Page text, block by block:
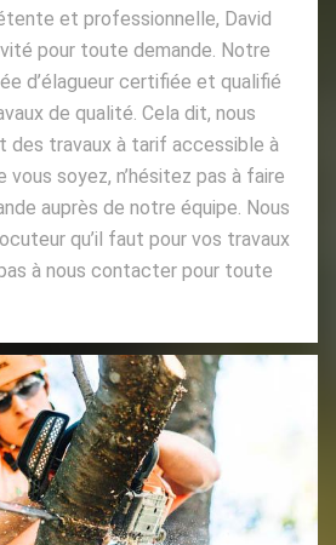
et professionnelle, David
pour toute demande. Notre
d’élagueur certifiée et qualifié
de qualité. Cela dit, nous
des travaux à tarif accessible à
soyez, n’hésitez pas à faire
auprès de notre équipe. Nous
qu’il faut pour vos travaux
pas à nous contacter pour toute